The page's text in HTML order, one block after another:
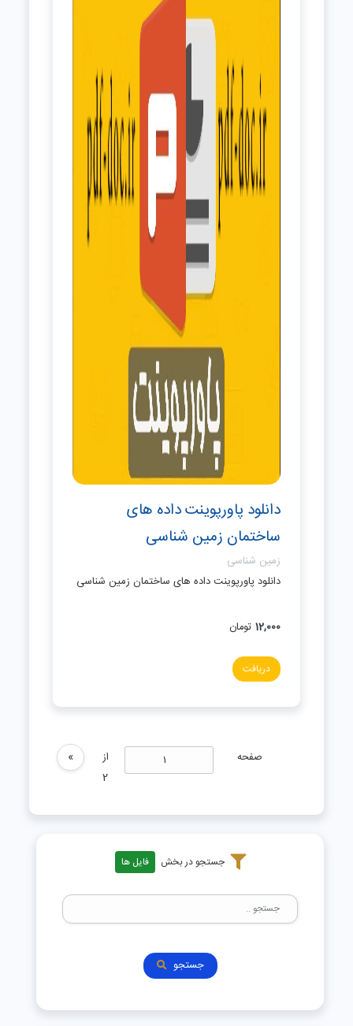
جستجو در بخش فایل ها
جستجو
دانلود پاورپوینت داده های
ساختمان زمین شناسی
زمین شناسی
دانلود پاورپوینت داده های ساختمان زمین شناسی
12,000 تومان
دریافت
صفحه
از
2
»